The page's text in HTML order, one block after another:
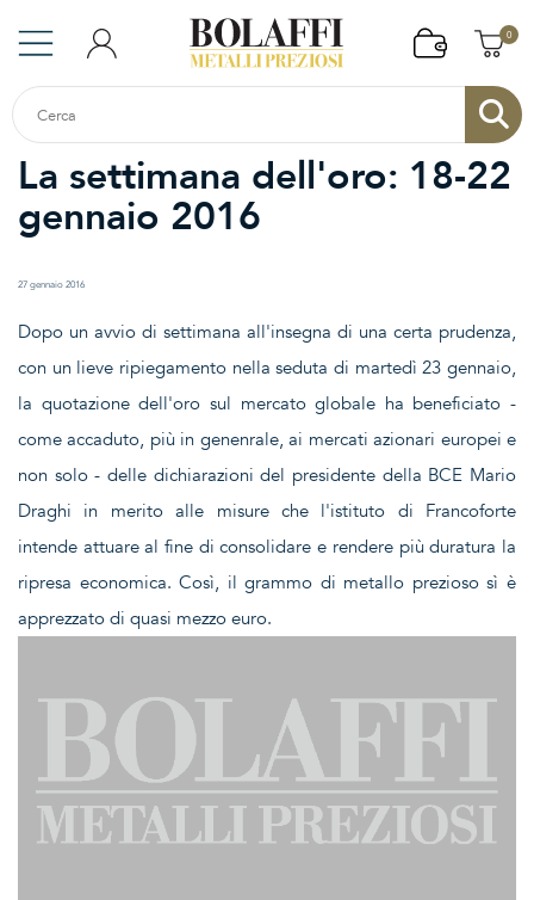
0
La settimana dell'oro: 18-22
gennaio 2016
27 gennaio 2016
Dopo un avvio di settimana all'insegna di una certa prudenza,
con un lieve ripiegamento nella seduta di martedì 23 gennaio,
la quotazione dell'oro sul mercato globale ha beneficiato -
come accaduto, più in genenrale, ai mercati azionari europei e
non solo - delle dichiarazioni del presidente della BCE Mario
Draghi in merito alle misure che l'istituto di Francoforte
intende attuare al fine di consolidare e rendere più duratura la
ripresa economica. Così, il grammo di metallo prezioso sì è
apprezzato di quasi mezzo euro.